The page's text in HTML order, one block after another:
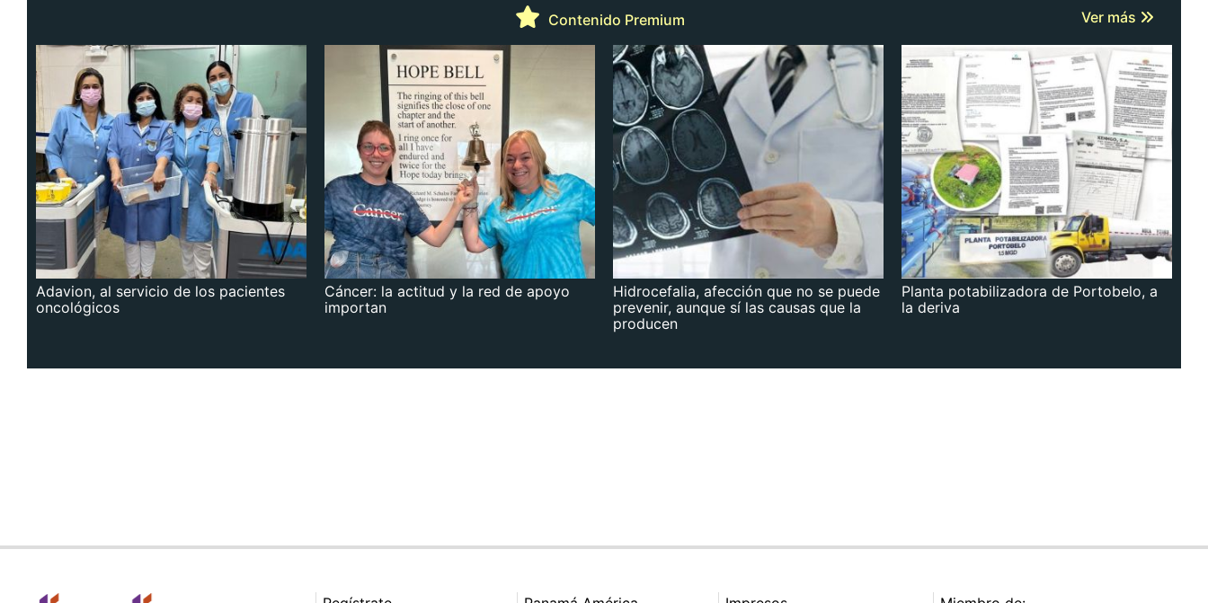
Contenido Premium Ver más
Adavion, al servicio de los pacientes
oncológicos
Cáncer: la actitud y la red de apoyo
importan
Hidrocefalia, afección que no se puede
prevenir, aunque sí las causas que la
producen
Planta potabilizadora de Portobelo, a
la deriva